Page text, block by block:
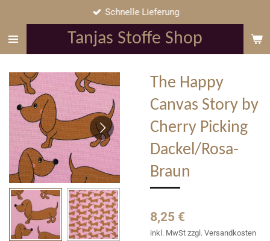
springen
Tanjas Stoffe Shop
Schnelle Lieferung
The Happy
Canvas Story by
Cherry Picking
Dackel/Rosa-
Braun
8,25 €
inkl. MwSt zzgl. Versandkosten